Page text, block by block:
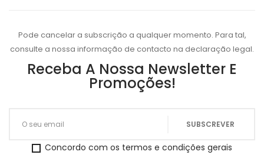
Pode cancelar a subscrição a qualquer momento. Para tal,
consulte a nossa informação de contacto na declaração legal.
Receba A Nossa Newsletter E
Promoções!
Concordo com os termos e condições gerais